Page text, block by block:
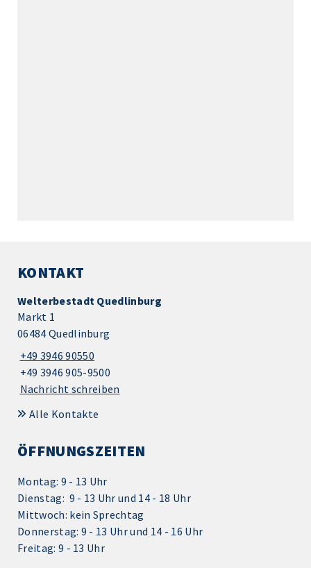
KONTAKT
Welterbestadt Quedlinburg
Markt 1
06484 Quedlinburg
+49 3946 90550
+49 3946 905-9500
Nachricht schreiben
Alle Kontakte
ÖFFNUNGSZEITEN
Montag: 9 - 13 Uhr
Dienstag: 9 - 13 Uhr und 14 - 18 Uhr
Mittwoch: kein Sprechtag
Donnerstag: 9 - 13 Uhr und 14 - 16 Uhr
Freitag: 9 - 13 Uhr